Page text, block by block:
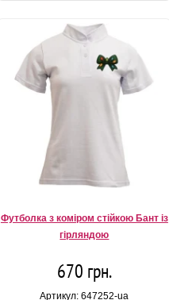
Футболка з коміром стійкою Бант із
гірляндою
670 грн.
Артикул: 647252-ua